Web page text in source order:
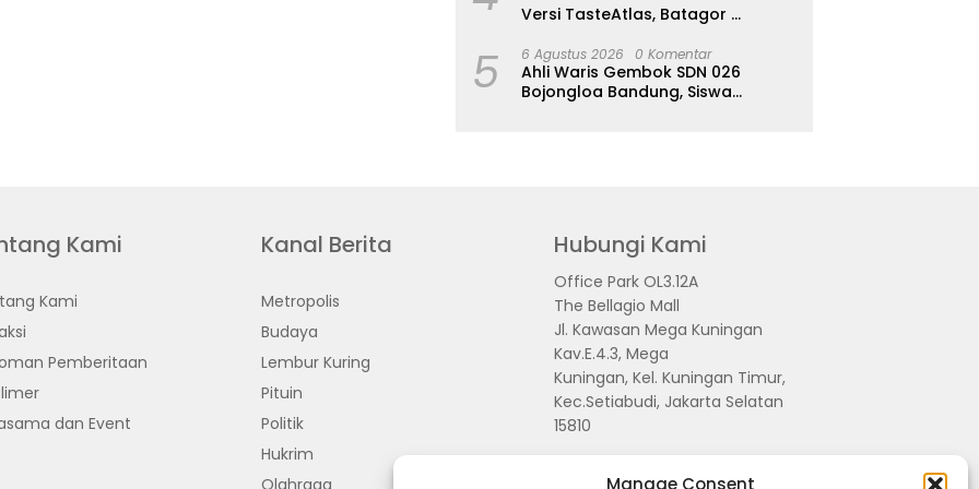
Manage Consent
Versi TasteAtlas, Batagor
5 6 Agustus 2026 0 Komentar
Ahli Waris Gembok SDN 026
Bojongloa Bandung, Siswa
Kami
Kami
Pemberitaan
dan Event
Kanal Berita
Metropolis
Budaya
Lembur Kuring
Pituin
Politik
Hukrim
Olahraga
Hubungi Kami
Office Park OL3.12A
The Bellagio Mall
Jl. Kawasan Mega Kuningan
Kav.E.4.3, Mega
Kuningan, Kel. Kuningan Timur,
Kec.Setiabudi, Jakarta Selatan
15810